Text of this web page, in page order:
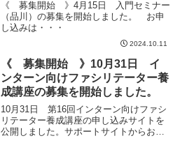
《 募集開始 》4月15日 入門セミナー
（品川）の募集を開始しました。 お申
し込みは・・・
2024.10.11
《 募集開始 》10月31日 イ
ンターン向けファシリテーター養
成講座の募集を開始しました。
10月31日 第16回インターン向けファシ
リテーター養成講座の申し込みサイトを
公開しました。サポートサイトからお申